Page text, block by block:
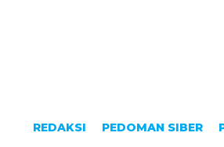
REDAKSI PEDOMAN SIBER